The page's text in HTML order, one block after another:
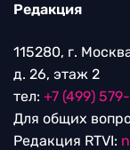
Редакция
115280, г.
д. 26, этаж 2
тел: +7 (499)
Для общих
Редакция RTVI: